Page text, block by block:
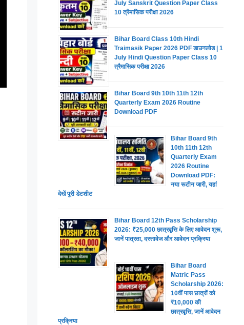
July Sanskrit Question Paper Class
10 त्रैमासिक परीक्षा 2026
Bihar Board Class 10th Hindi
Traimasik Paper 2026 PDF डाउनलोड | 1
July Hindi Question Paper Class 10
त्रैमासिक परीक्षा 2026
Bihar Board 9th 10th 11th 12th
Quarterly Exam 2026 Routine
Download PDF
Bihar Board 9th
10th 11th 12th
Quarterly Exam
2026 Routine
Download PDF:
नया रूटीन जारी, यहां
देखें पूरी डेटशीट
Bihar Board 12th Pass Scholarship
2026: ₹25,000 छात्रवृत्ति के लिए आवेदन शुरू,
जानें पात्रता, दस्तावेज और आवेदन प्रक्रिया
Bihar Board
Matric Pass
Scholarship 2026:
10वीं पास छात्रों को
₹10,000 की
छात्रवृत्ति, जानें आवेदन
प्रक्रिया